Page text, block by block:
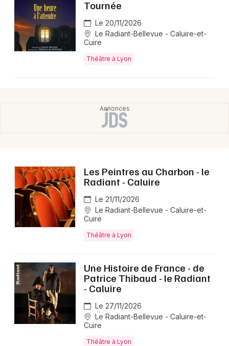
Tournée
Le 20/11/2026
Le Radiant-Bellevue - Caluire-et-
Cuire
Théâtre à Lyon
Les Peintres au Charbon - le
Radiant - Caluire
Le 21/11/2026
Le Radiant-Bellevue - Caluire-et-
Cuire
Théâtre à Lyon
Une Histoire de France - de
Patrice Thibaud - le Radiant
- Caluire
Le 27/11/2026
Le Radiant-Bellevue - Caluire-et-
Cuire
Théâtre à Lyon